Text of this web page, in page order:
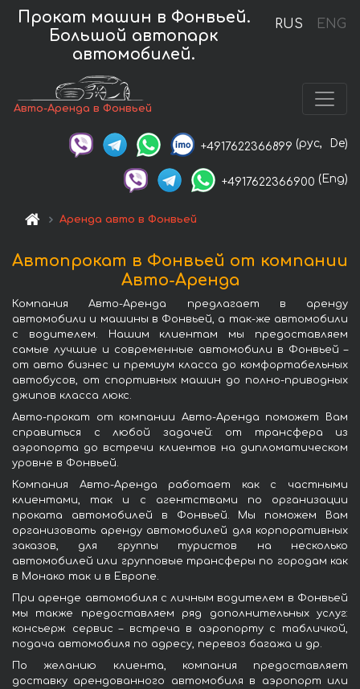
RUS ENG
Прокат машин в Фонвьей.
Большой автопарк
автомобилей.
Авто-Аренда в Фонвьей
+4917622366899 (рус, De)
+4917622366900 (Eng)
Аренда авто в Фонвьей
Автопрокат в Фонвьей от компании
Авто-Аренда
Компания Авто-Аренда предлагает в аренду
автомобили и машины в Фонвьей, а так-же автомобили
с водителем. Нашим клиентам мы предоставляем
самые лучшие и современные автомобили в Фонвьей –
от авто бизнес и премиум класса до комфортабельных
автобусов, от спортивных машин до полно-приводных
джипов класса люкс.
Авто-прокат от компании Авто-Аренда поможет Вам
справиться с любой задачей: от трансфера из
аэропорта до встречи клиентов на дипломатическом
уровне в Фонвьей.
Компания Авто-Аренда работает как с частными
клиентами, так и с агентствами по организации
проката автомобилей в Фонвьей. Мы поможем Вам
организовать аренду автомобилей для корпоративных
заказов, для группы туристов на несколько
автомобилей или групповые трансферы по городам как
в Монако так и в Европе.
При аренде автомобиля с личным водителем в Фонвьей
мы также предоставляем ряд дополнительных услуг:
консьерж сервис – встреча в аэропорту с табличкой,
подача автомобиля по адресу, перевоз багажа и др.
По желанию клиента, компания предоставляет
доставку арендованного автомобиля в аэропорт или